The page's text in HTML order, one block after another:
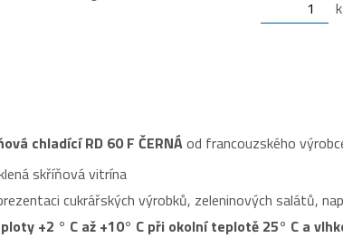
chladící RD 60 F ČERNÁod francouzského
skříňová vitrína
cukrářských výrobků, zeleninových salátů,
+2 ° C až +10° C při okolní teplotě 25° C a